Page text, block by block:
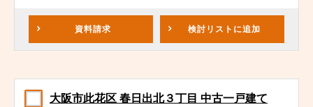
資料請求 検討リスト に追加
大阪市此花区 春日出北３丁目 中古一戸建て